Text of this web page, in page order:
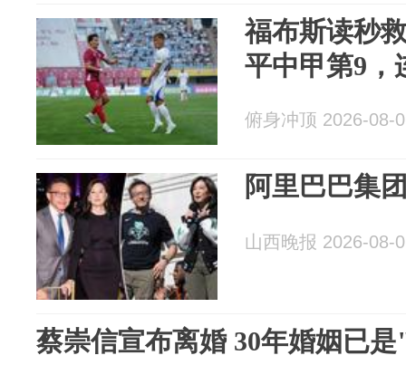
福布斯读秒
平中甲第9，
俯身冲顶 2026-08-
阿里巴巴集
山西晚报 2026-08-
蔡崇信宣布离婚 30年婚姻已